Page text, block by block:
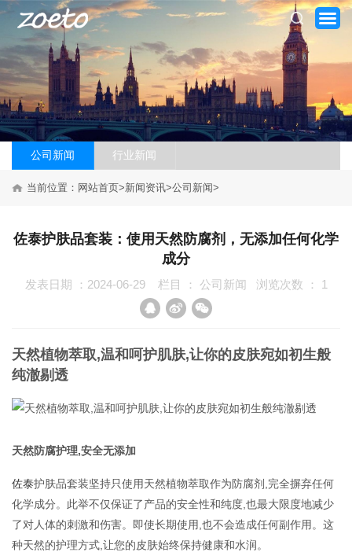
网站首页
关于我们
产品系列
品牌加盟
公司新闻 行业新闻
当前位置： 网站首页>新闻资讯>公司新闻>
佐泰护肤品套装：使用天然防腐剂，无添加任何化学
成分
发表日期 ：2024-06-29 栏目 ： 公司新闻 浏览次数 ： 1
天然植物萃取,温和呵护肌肤,让你的皮肤宛如初生般
纯澈剔透
天然防腐护理,安全无添加
佐泰护肤品套装坚持只使用天然植物萃取作为防腐剂,完全摒弃任何
化学成分。此举不仅保证了产品的安全性和纯度,也最大限度地减少
了对人体的刺激和伤害。即使长期使用,也不会造成任何副作用。这
种天然的护理方式,让您的皮肤始终保持健康和水润。